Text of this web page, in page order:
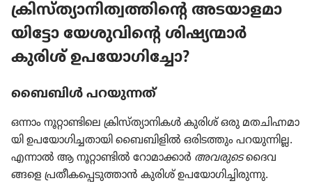
ക്രിസ്‌ത്യാ​നി​ത്വ​ത്തി​ന്റെ അടയാ​ള​മാ​
യി​ട്ടോ യേശു​വി​ന്റെ ശിഷ്യ​ന്മാർ
കുരിശ്‌ ഉപയോ​ഗി​ച്ചോ?
ബൈബിൾ പറയു​ന്നത്‌
ഒന്നാം നൂറ്റാ​ണ്ടി​ലെ ക്രിസ്‌ത്യാ​നി​കൾ കുരിശ്‌ ഒരു മതചി​ഹ്ന​മാ​
യി ഉപയോ​ഗി​ച്ച​താ​യി ബൈബി​ളിൽ ഒരിട​ത്തും പറയു​ന്നില്ല.
എന്നാൽ ആ നൂറ്റാ​ണ്ടിൽ റോമാ​ക്കാർ അവരുടെദൈവ​
ങ്ങളെ പ്രതീ​ക​പ്പെ​ടു​ത്താൻ കുരിശ്‌ ഉപയോ​ഗി​ച്ചി​രു​ന്നു.